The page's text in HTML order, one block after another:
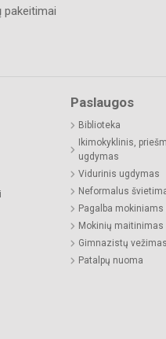
pakeitimai
Paslaugos
Biblioteka
Ikimokyklinis,
ugdymas
Vidurinis ugdymas
Neformalus
Pagalba
Mokinių maitinimas
Gimnazistų vežimas
Patalpų nuoma